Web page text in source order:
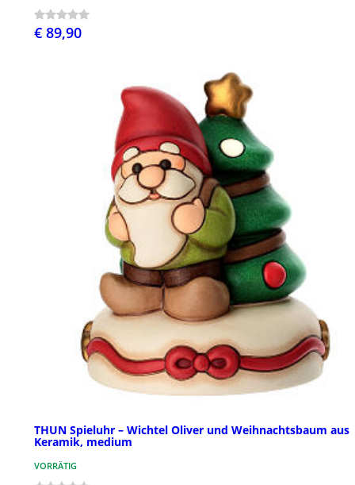
€ 89,90
THUN Spieluhr – Wichtel Oliver und Weihnachtsbaum aus
Keramik, medium
VORRÄTIG